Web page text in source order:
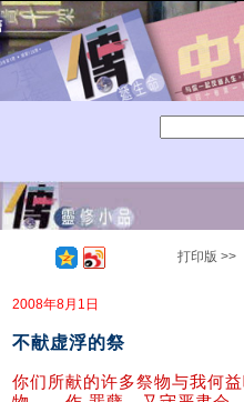
打印版 >>
2008年8月1日
不献虚浮的祭
你们所献的许多祭物与我何益